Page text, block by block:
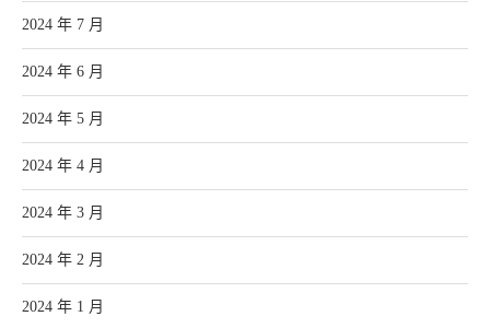
2024 年 7 月
2024 年 6 月
2024 年 5 月
2024 年 4 月
2024 年 3 月
2024 年 2 月
2024 年 1 月